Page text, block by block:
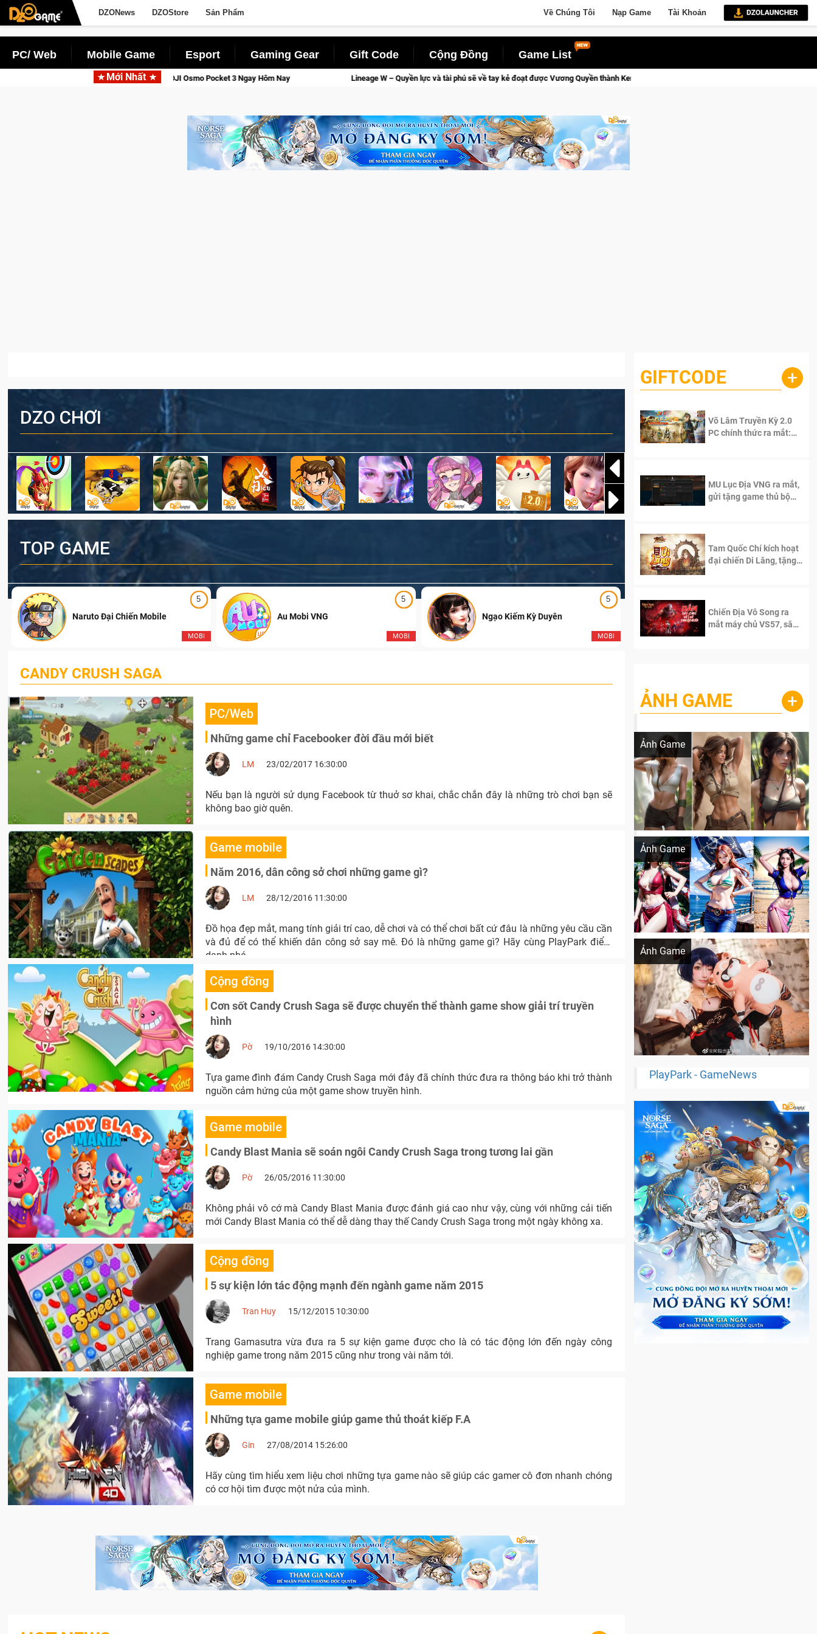
DZONews DZOStore Sản Phẩm Về Chúng Tôi Nạp Game Tài Khoản
PC/ Web Mobile Game Esport Gaming Gear Gift Code Cộng Đồng Game List
Mới Nhất
Thức Tỉnh, Săn DJI Osmo Pocket 3 Ngay Hôm Nay Lineage W – Quyền lực và tài phú sẽ về tay kẻ đoạt được Vương Quyền thành Kent sắp tới! Trial Xtreme Freedom – Game đua xe mô tô PvP sở
DZO CHƠI
TOP GAME
5
MOBI
Naruto Đại Chiến Mobile
5
MOBI
Au Mobi VNG
5
MOBI
Ngạo Kiếm Kỳ Duyên Ngạo Thiên Mobile
CANDY CRUSH SAGA
PC/Web
Những game chỉ Facebooker đời đầu mới biết
LM 23/02/2017 16:30:00
Nếu bạn là người sử dụng Facebook từ thuở sơ khai, chắc chắn đây là những trò chơi bạn sẽ
không bao giờ quên.
Game mobile
Năm 2016, dân công sở chơi những game gì?
LM 28/12/2016 11:30:00
Đồ họa đẹp mắt, mang tính giải trí cao, dễ chơi và có thể chơi bất cứ đâu là những yêu cầu cần
và đủ để có thể khiến dân công sở say mê. Đó là những game gì? Hãy cùng PlayPark điểm
danh nhé.
Cộng đồng
Cơn sốt Candy Crush Saga sẽ được chuyển thể thành game show giải trí truyền
hình
Pờ 19/10/2016 14:30:00
Tựa game đình đám Candy Crush Saga mới đây đã chính thức đưa ra thông báo khi trở thành
nguồn cảm hứng của một game show truyền hình.
Game mobile
Candy Blast Mania sẽ soán ngôi Candy Crush Saga trong tương lai gần
Pờ 26/05/2016 11:30:00
Không phải vô cớ mà Candy Blast Mania được đánh giá cao như vậy, cùng với những cải tiến
mới Candy Blast Mania có thể dễ dàng thay thế Candy Crush Saga trong một ngày không xa.
Cộng đồng
5 sự kiện lớn tác động mạnh đến ngành game năm 2015
Tran Huy 15/12/2015 10:30:00
Trang Gamasutra vừa đưa ra 5 sự kiện game được cho là có tác động lớn đến ngày công
nghiệp game trong năm 2015 cũng như trong vài năm tới.
Game mobile
Những tựa game mobile giúp game thủ thoát kiếp F.A
Gin 27/08/2014 15:26:00
Hãy cùng tìm hiểu xem liệu chơi những tựa game nào sẽ giúp các gamer cô đơn nhanh chóng
có cơ hội tìm được một nửa của mình.
GIFTCODE +
Võ Lâm Truyền Kỳ 2.0
PC chính thức ra mắt:
MU Lục Địa VNG ra mắt,
gửi tặng game thủ bộ
Tam Quốc Chí kích hoạt
đại chiến Di Lăng, tặng
Chiến Địa Vô Song ra
mắt máy chủ VS57, sân
ẢNH GAME +
Ảnh Game
Lala Croft vừa nóng vừa xinh dưới nét vẽ
Ảnh Game
Khi AI Cosplay gái đẹp One Piece
Ảnh Game
Cosplay Xiangling siêu cute
PlayPark - GameNews